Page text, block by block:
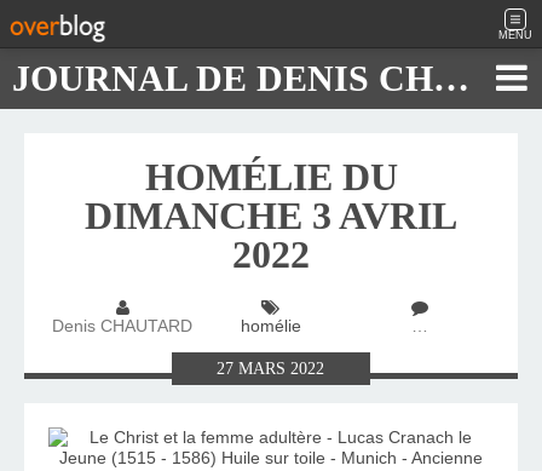
MENU
JOURNAL DE DENIS CHAUTARD
HOMÉLIE DU
DIMANCHE 3 AVRIL
2022
Denis CHAUTARD homélie …
27MARS2022